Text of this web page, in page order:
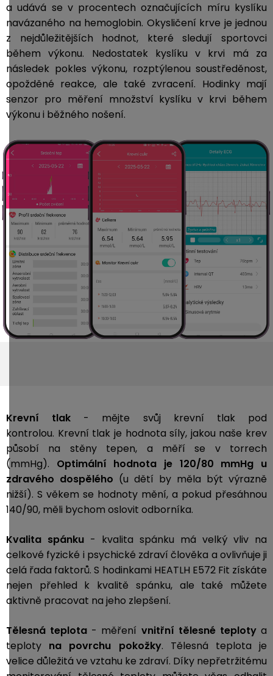
a udává se v procentech označujících míru kyslíku
navázaného na hemoglobin. Okysličení krve je jednou
z nejdůležitějších hodnot, které sledují sportovci
během výkonu. Nedostatek kyslíku v krvi má za
následek pokles výkonu, rozptýlenou soustředěnost,
opožděné reakce, ale také zvracení. Hodinkymají
senzor pro měření množství kyslíku v krvi během
výkonu i běžného nošení.
Krevní tlak - mějte svůj krevní tlak pod
kontrolou. Krevní tlak je hodnota síly, jakou naše krev
působí na stěny tepen, a měří se v torrech
(mmHg). Optimální hodnota je 120/80 mmHg u
zdravého dospělého (u dětí by měla být výrazně
nižší). S věkem se hodnoty mění, a pokud přesáhnou
140/90, měli bychom oslovit odborníka.
Kvalita spánku - kvalita spánku má velký vliv na
celkové fyzické i psychické zdraví člověka a ovlivňuje ji
celá řada faktorů. S hodinkami HEATLH E572 Fit získáte
nejen přehled k kvalitě spánku, ale také můžete
aktivně pracovat na jeho zlepšení.
Tělesná teplota - měření vnitřní tělesné teplotya
teploty na povrchu pokožky. Tělesná teplota je
velice důležitá ve vztahu ke zdraví. Díky nepřetržitému